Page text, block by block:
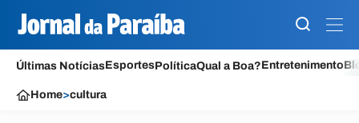
Últimas NotíciasEsportesPolíticaQual a Boa?Entretenimento
Home>cultura